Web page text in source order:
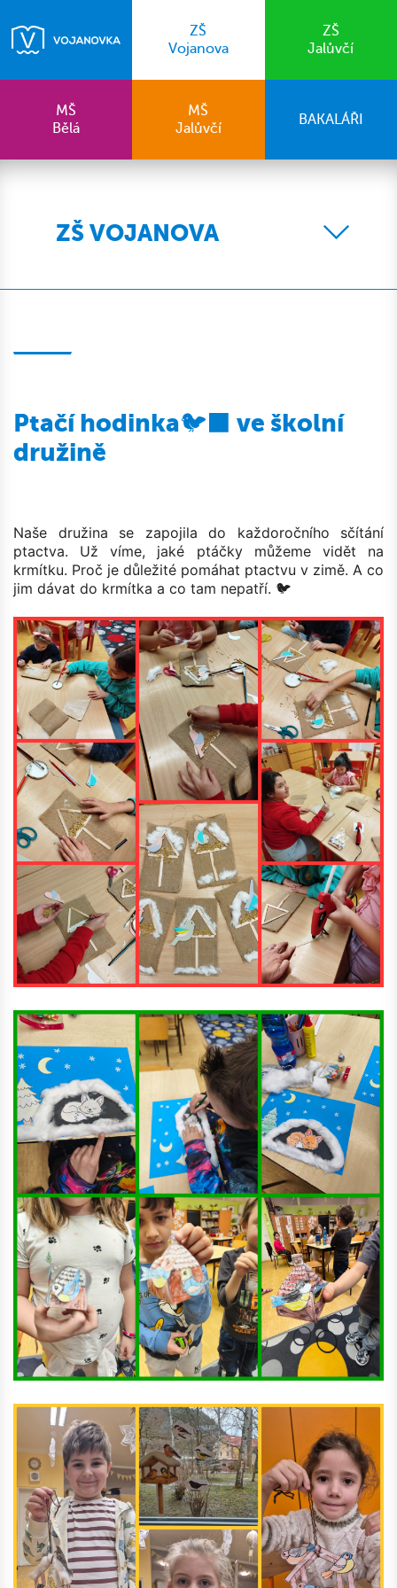
ZŠ
Vojanova
ZŠ
Jalůvčí
MŠ
Bělá
MŠ
Jalůvčí
BAKALÁŘI
ZŠ VOJANOVA
Ptačí hodinka🐦‍⬛ ve školní
družině
Naše družina se zapojila do každoročního sčítání
ptactva. Už víme, jaké ptáčky můžeme vidět na
krmítku. Proč je důležité pomáhat ptactvu v zimě. A co
jim dávat do krmítka a co tam nepatří. 🐦‍